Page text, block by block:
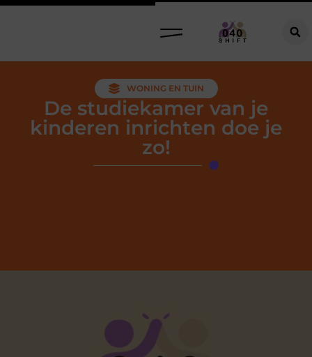
WONING EN TUIN
De studiekamer van je
kinderen inrichten doe je
zo!